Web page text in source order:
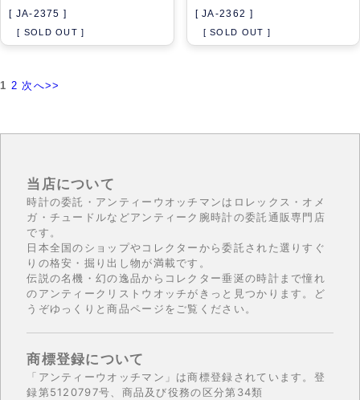
[ JA-2375 ]
[ SOLD OUT ]
[ JA-2362 ]
[ SOLD OUT ]
1 2 次へ>>
当店について
時計の委託・アンティーウオッチマンはロレックス・オメ
ガ・チュードルなどアンティーク腕時計の委託通販専門店
です。
日本全国のショップやコレクターから委託された選りすぐ
りの格安・掘り出し物が満載です。
伝説の名機・幻の逸品からコレクター垂涎の時計まで憧れ
のアンティークリストウオッチがきっと見つかります。ど
うぞゆっくりと商品ページをご覧ください。
商標登録について
「アンティーウオッチマン」は商標登録されています。登
録第5120797号、商品及び役務の区分第34類